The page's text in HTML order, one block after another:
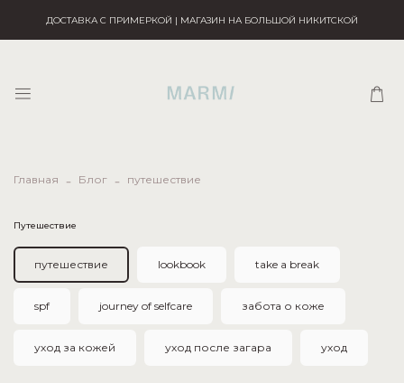
ДОСТАВКА С ПРИМЕРКОЙ | МАГАЗИН НА БОЛЬШОЙ НИКИТСКОЙ
Главная Блог путешествие
путешествие
путешествие lookbook take a break
spf journey of selfcare забота о коже
уход за кожей уход после загара уход